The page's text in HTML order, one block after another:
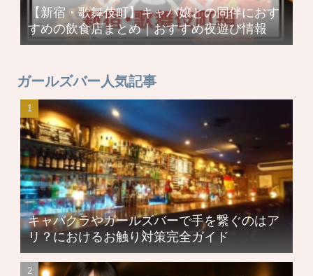
【新宿・歌舞伎町】キャバ嬢との同伴におす
すめの飲食店まとめ｜おすすめ夜遊び情報
ガールズバー人気記事
キャバクラやガールズバーで手を繋ぐのはア
リ？におけるお触り対策完全ガイド